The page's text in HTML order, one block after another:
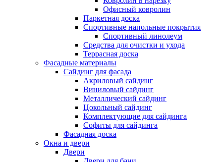
Офисный ковролин
Паркетная доска
Спортивные напольные покрытия
Спортивный линолеум
Средства для очистки и ухода
Террасная доска
Фасадные материалы
Сайдинг для фасада
Акриловый сайдинг
Виниловый сайдинг
Металлический сайдинг
Цокольный сайдинг
Комплектующие для сайдинга
Софиты для сайдинга
Фасадная доска
Окна и двери
Двери